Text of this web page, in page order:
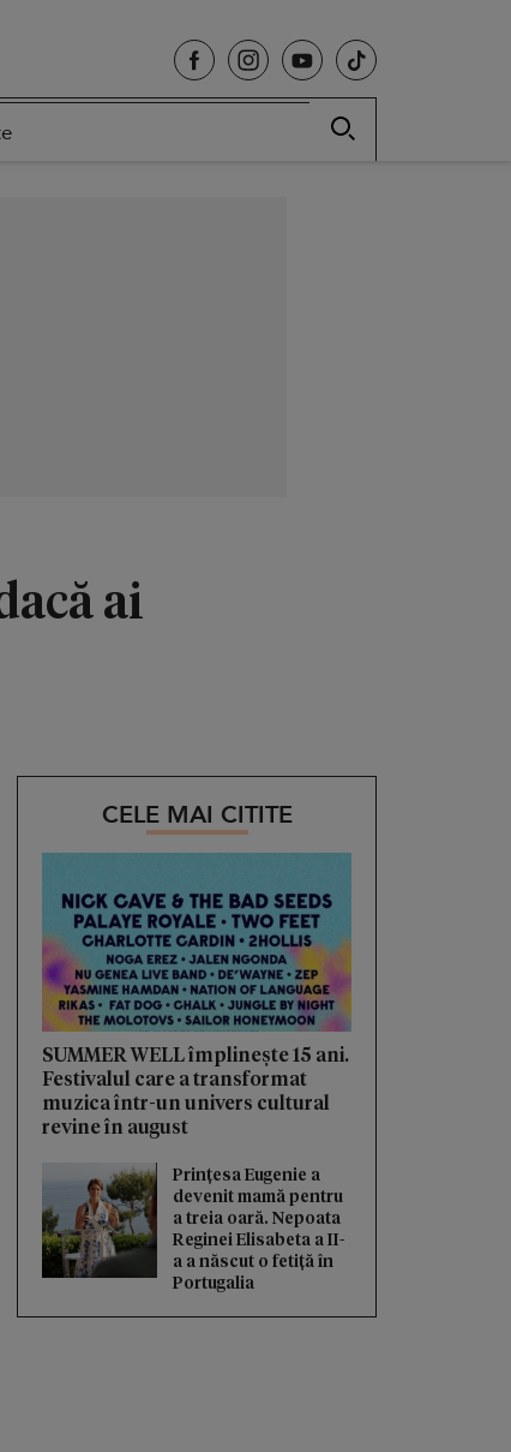
ai
CELE MAI CITITE
SUMMER WELL împlinește 15 ani.
Festivalul care a transformat
muzica într-un univers cultural
revine în august
Prințesa Eugenie a
devenit mamă pentru
a treia oară. Nepoata
Reginei Elisabeta a II-
a a născut o fetiță în
Portugalia